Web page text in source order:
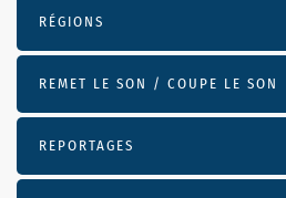
RÉGIONS
REMET LE SON / COUPE LE SON
REPORTAGES